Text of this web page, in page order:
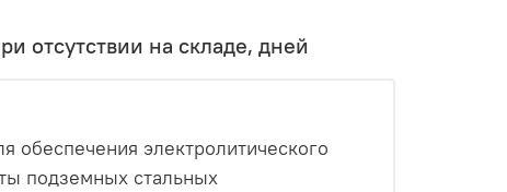
отсутствии на складе, дней
электролитического
подземных стальных